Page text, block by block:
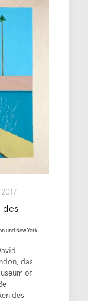
des
und New York
das
of
des